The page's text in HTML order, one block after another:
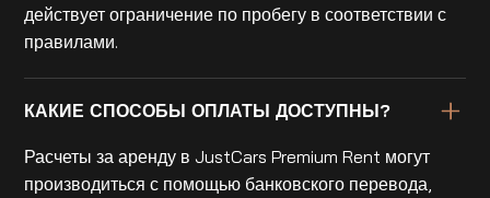
действует ограничение по пробегу в соответствии с
правилами.
КАКИЕ СПОСОБЫ ОПЛАТЫ ДОСТУПНЫ?
Расчеты за аренду в JustCars Premium Rent могут
производиться с помощью банковского перевода,